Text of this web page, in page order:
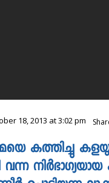
18, 2013 at 3:02 pm
കത്തിച്ചു
വന്ന